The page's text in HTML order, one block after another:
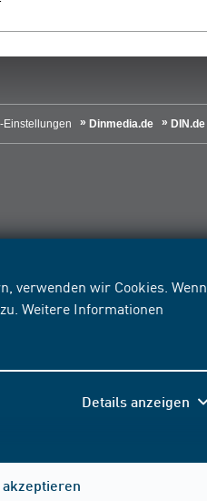
verwenden wir Cookies. Wenn
Weitere Informationen
Details anzeigen
Einstellungen Dinmedia.de DIN.de